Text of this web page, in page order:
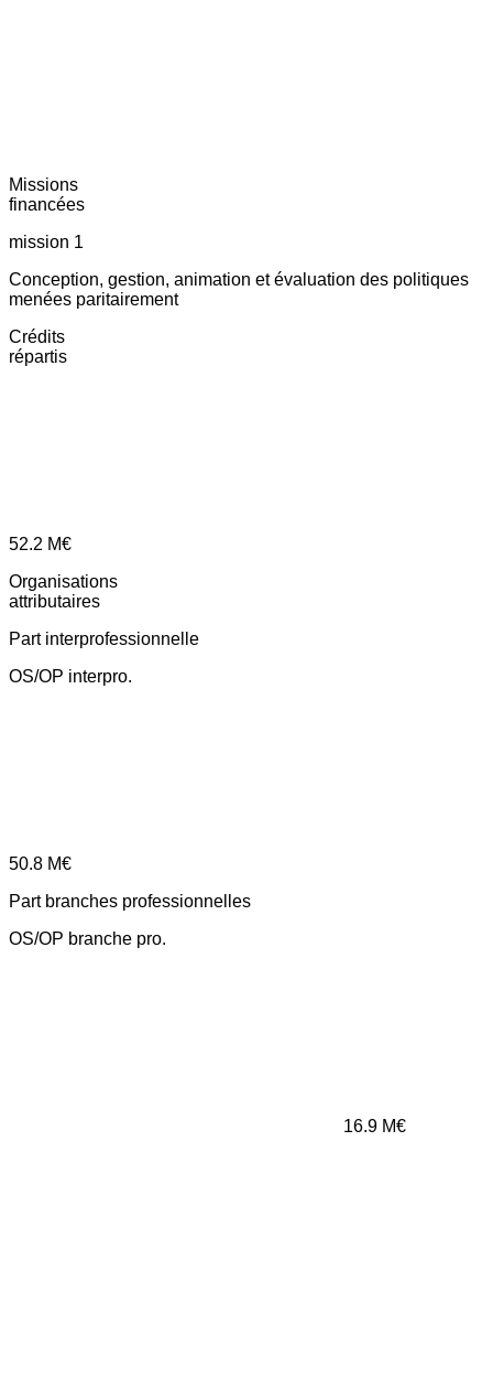
Missions
financées
mission 1
Conception, gestion, animation et évaluation des politiques
menées paritairement
Crédits
répartis
52.2 M€
Organisations
attributaires
Part interprofessionnelle
OS/OP interpro.
50.8 M€
Part branches professionnelles
OS/OP branche pro.
16.9 M€